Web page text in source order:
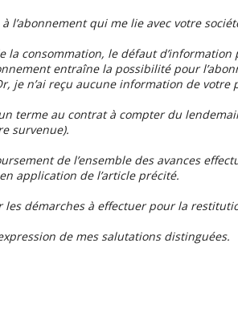
l’abonnement qui me lie avec votre
la consommation, le défaut
entraîne la possibilité pour
je n’ai reçu aucune information de
terme au contrat à compter du
survenue).
de l’ensemble des avances
application de l’article précité.
les démarches à effectuer pour la
de mes salutations distinguées.